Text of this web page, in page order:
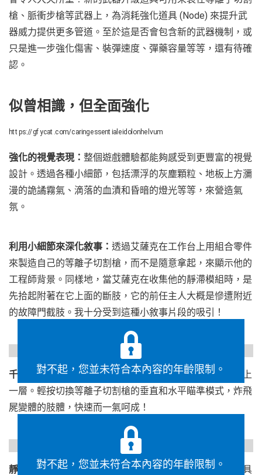
槍、脈衝步槍等武器上，為消耗強化道具 (Node) 來提升武
器威力提供更多管道。至於這是否會包含新的武器機制，或
只是進一步強化傷害、裝彈速度、彈藥容量等等，還有待確
認。
似曾相識，但全面強化
https://gfycat.com/caringessentialeidolonhelvum
強化的視覺表現： 整個遊戲體驗都能夠感受到更豐富的視覺
設計。透過各種小細節，包括漂浮的灰塵顆粒、地板上方瀰
漫的詭譎霧氣、滴落的血漬和昏暗的燈光等等，來營造氣
氛。
利用小細節來深化敘事： 透過艾薩克在工作台上用組合零件
來製造自己的等離子切割槍，而不是隨意拿起，來顯示他的
工程師背景。同樣地，當艾薩克在收集他的靜滯模組時，是
先拾起附著在它上面的斷肢，它的前任主人大概是慘遭附近
的故障門截肢。我十分受到這種小敘事片段的吸引！
對不起，您並未符合本內容的年齡限制。
千錘百鍊的遊戲玩法：戰鬥操作爽快而熟悉，但流暢度更上
一層。輕按切換等離子切割槍的垂直和水平瞄準模式，炸飛
屍變體的肢體，快速而一氣呵成！
https://gfycat.com/unlawfulmeatyaoudad
對不起，您並未符合本內容的年齡限制。
靜滯策略： 艾薩克的神級慢動作力場仍然是保命護身符，具